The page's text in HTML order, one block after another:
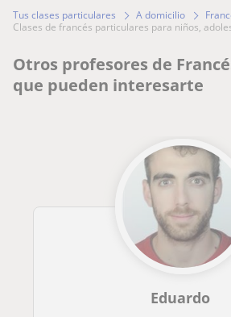
Tus clases particulares A domicilio
clases de francés particulares para niños,
Otros profesores de
que pueden interesarte
Eduardo